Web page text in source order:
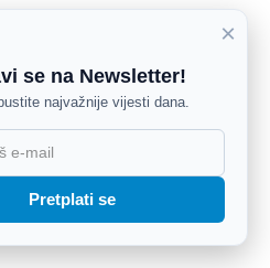
×
se na Newsletter!
najvažnije vijesti dana.
Pretplati se